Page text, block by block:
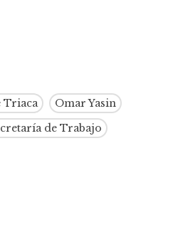
Triaca
Omar Yasin
de Trabajo